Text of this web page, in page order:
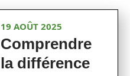
19 AOÛT 2025
Comprendre
la différence